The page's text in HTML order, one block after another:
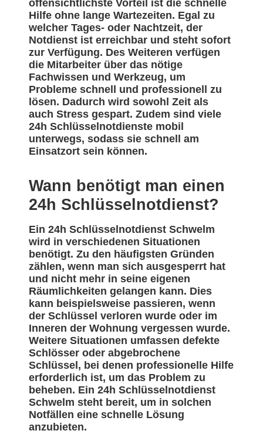
offensichtlichste Vorteil ist die schnelle
Hilfe ohne lange Wartezeiten. Egal zu
welcher Tages- oder Nachtzeit, der
Notdienst ist erreichbar und steht sofort
zur Verfügung. Des Weiteren verfügen
die Mitarbeiter über das nötige
Fachwissen und Werkzeug, um
Probleme schnell und professionell zu
lösen. Dadurch wird sowohl Zeit als
auch Stress gespart. Zudem sind viele
24h Schlüsselnotdienste mobil
unterwegs, sodass sie schnell am
Einsatzort sein können.
Wann benötigt man einen
24h Schlüsselnotdienst?
Ein 24h Schlüsselnotdienst Schwelm
wird in verschiedenen Situationen
benötigt. Zu den häufigsten Gründen
zählen, wenn man sich ausgesperrt hat
und nicht mehr in seine eigenen
Räumlichkeiten gelangen kann. Dies
kann beispielsweise passieren, wenn
der Schlüssel verloren wurde oder im
Inneren der Wohnung vergessen wurde.
Weitere Situationen umfassen defekte
Schlösser oder abgebrochene
Schlüssel, bei denen professionelle Hilfe
erforderlich ist, um das Problem zu
beheben. Ein 24h Schlüsselnotdienst
Schwelm steht bereit, um in solchen
Notfällen eine schnelle Lösung
anzubieten.